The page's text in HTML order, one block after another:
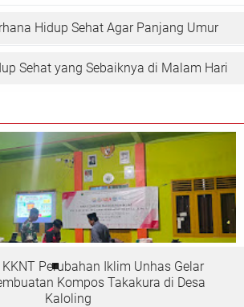
Hidup Sehat Agar Panjang Umur
Sehat yang Sebaiknya di Malam Hari
Perubahan Iklim Unhas Gelar
Kompos Takakura di Desa
Kaloling